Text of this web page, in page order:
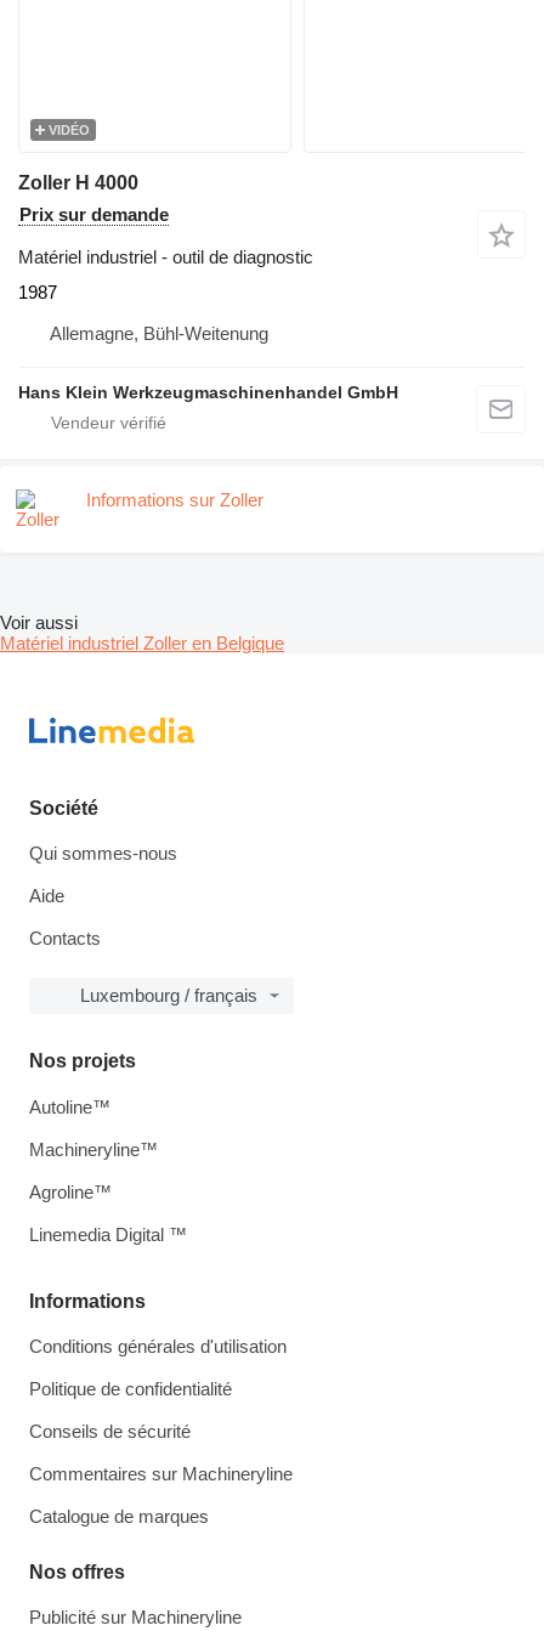
VIDÉO
Zoller H 4000
Prix sur demande
Matériel industriel - outil de diagnostic
1987
Allemagne, Bühl-Weitenung
Hans Klein Werkzeugmaschinenhandel GmbH
Informations sur Zoller
Voir aussi
Matériel industriel Zoller en Belgique
Société
Qui sommes-nous
Aide
Contacts
Luxembourg / français
Informations
Conditions générales d'utilisation
Politique de confidentialité
Conseils de sécurité
Commentaires sur Machineryline
Catalogue de marques
Nos offres
Publicité sur Machineryline
Nos projets
Autoline™
Machineryline™
Agroline™
Linemedia Digital ™